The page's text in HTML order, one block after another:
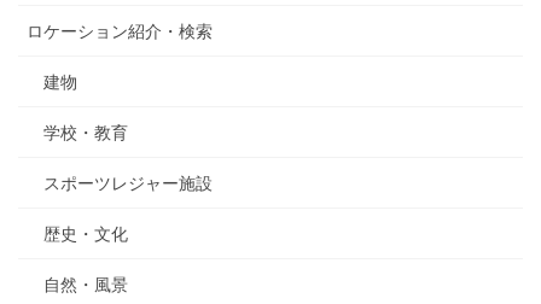
ロケーション紹介・検索
建物
学校・教育
スポーツレジャー施設
歴史・文化
自然・風景